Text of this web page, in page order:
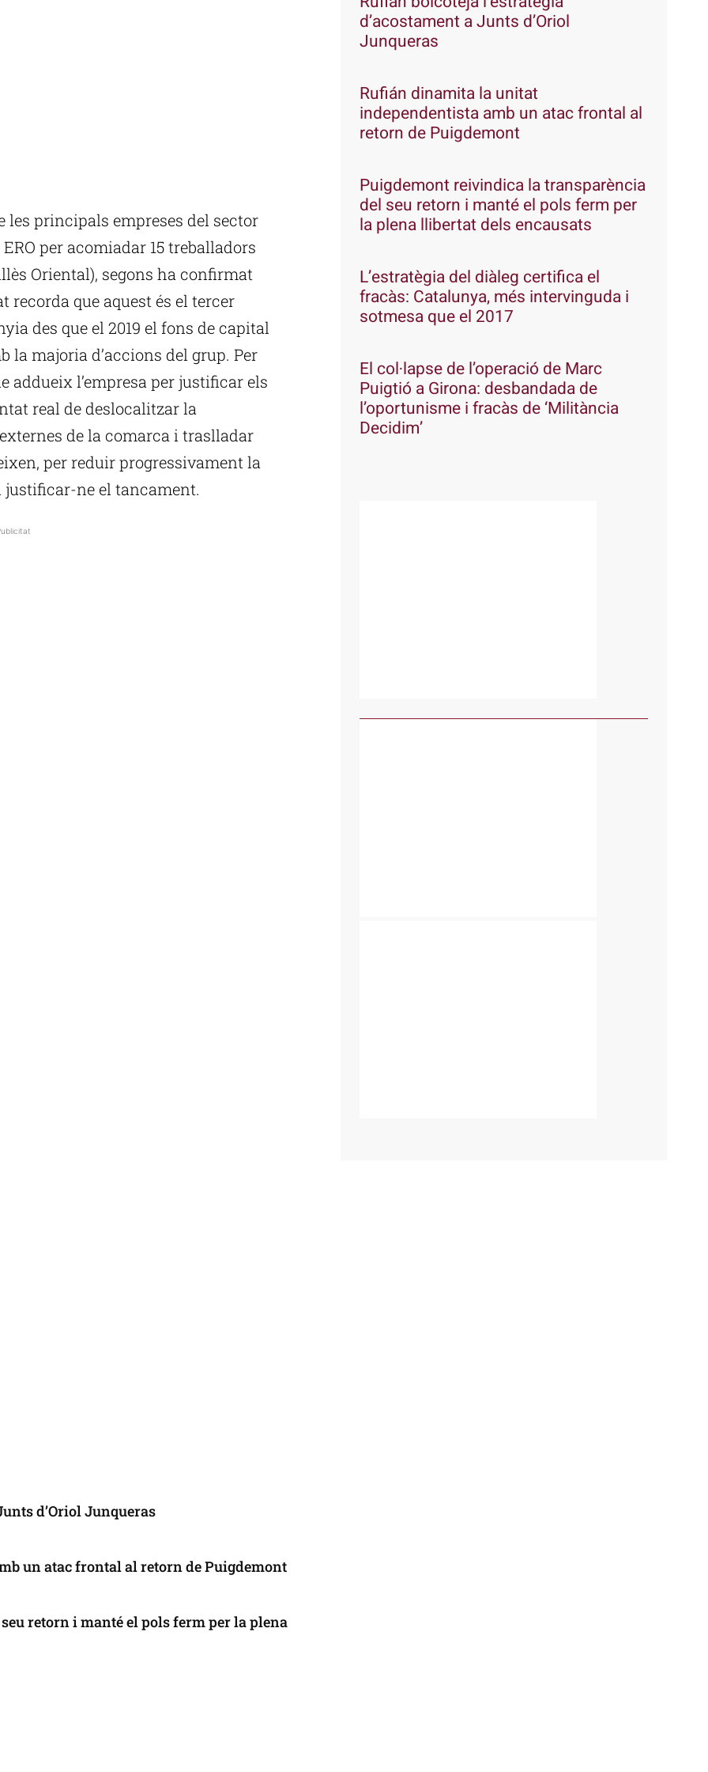
les principals empreses del sector
per acomiadar 15 treballadors
Oriental), segons ha confirmat
recorda que aquest és el tercer
des que el 2019 el fons de capital
la majoria d’accions del grup. Per
addueix l’empresa per justificar els
real de deslocalitzar la
de la comarca i traslladar
per reduir progressivament la
ne el tancament.
d’Oriol Junqueras
un atac frontal al retorn de Puigdemont
retorn i manté el pols ferm per la plena
d’acostament a Junts d’Oriol
Junqueras
Rufián dinamita la unitat
independentista amb un atac frontal al
retorn de Puigdemont
Puigdemont reivindica la transparència
del seu retorn i manté el pols ferm per
la plena llibertat dels encausats
L’estratègia del diàleg certifica el
fracàs: Catalunya, més intervinguda i
sotmesa que el 2017
El col·lapse de l’operació de Marc
Puigtió a Girona: desbandada de
l’oportunisme i fracàs de ‘Militància
Decidim’